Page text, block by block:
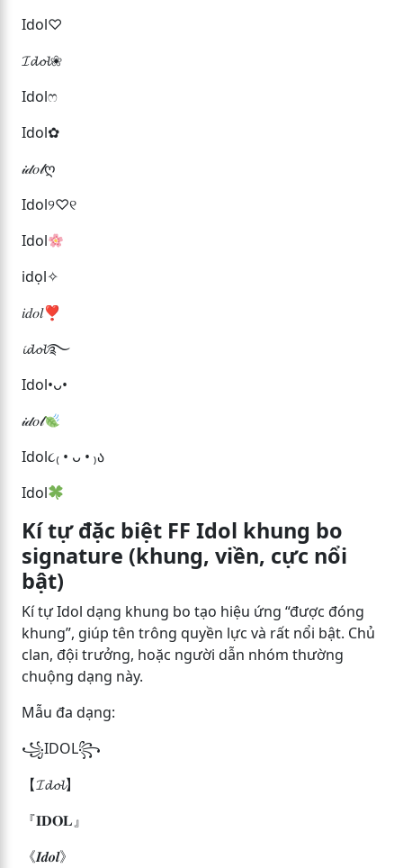
Idol♡
𝓘𝓭𝓸𝓵❀
Idolෆ
Idol✿
𝒾𝒹𝑜𝓁ღ
Idol୨♡୧
Idol
idọl✧
𝑖𝑑𝑜𝑙❣
𝓲𝓭𝓸𝓵࿐
Idol•ᴗ•
𝒾𝒹𝑜𝓁
Idol૮₍ • ᴗ • ₎ა
Idol
Kí tự đặc biệt FF Idol khung bo
signature (khung, viền, cực nổi
bật)
Kí tự Idol dạng khung bo tạo hiệu ứng “được đóng
khung”, giúp tên trông quyền lực và rất nổi bật. Chủ
clan, đội trưởng, hoặc người dẫn nhóm thường
chuộng dạng này.
Mẫu đa dạng:
꧁IDOL꧂
【𝓘𝓭𝓸𝓵】
『𝐈𝐃𝐎𝐋』
《𝑰𝒅𝒐𝒍》